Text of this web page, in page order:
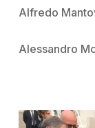
Alfredo
Alessandro